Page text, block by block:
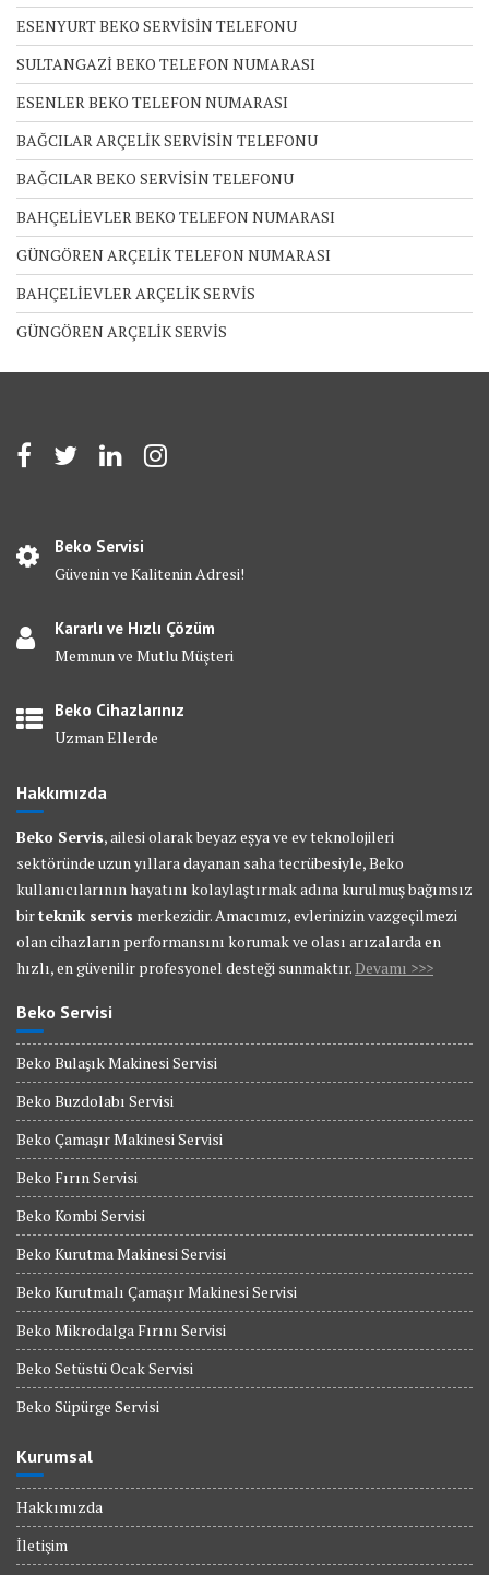
ESENYURT BEKO SERVİSİN TELEFONU
SULTANGAZİ BEKO TELEFON NUMARASI
ESENLER BEKO TELEFON NUMARASI
BAĞCILAR ARÇELİK SERVİSİN TELEFONU
BAĞCILAR BEKO SERVİSİN TELEFONU
BAHÇELİEVLER BEKO TELEFON NUMARASI
GÜNGÖREN ARÇELİK TELEFON NUMARASI
BAHÇELİEVLER ARÇELİK SERVİS
GÜNGÖREN ARÇELİK SERVİS
Beko Servisi
Güvenin ve Kalitenin Adresi!
Kararlı ve Hızlı Çözüm
Memnun ve Mutlu Müşteri
Beko Cihazlarınız
Uzman Ellerde
Hakkımızda
Beko Servis, ailesi olarak beyaz eşya ve ev teknolojileri
sektöründe uzun yıllara dayanan saha tecrübesiyle, Beko
kullanıcılarının hayatını kolaylaştırmak adına kurulmuş bağımsız
birteknik servis merkezidir. Amacımız, evlerinizin vazgeçilmezi
olan cihazların performansını korumak ve olası arızalarda en
hızlı, en güvenilir profesyonel desteği sunmaktır. Devamı >>>
Beko Servisi
Beko Bulaşık Makinesi Servisi
Beko Buzdolabı Servisi
Beko Çamaşır Makinesi Servisi
Beko Fırın Servisi
Beko Kombi Servisi
Beko Kurutma Makinesi Servisi
Beko Kurutmalı Çamaşır Makinesi Servisi
Beko Mikrodalga Fırını Servisi
Beko Setüstü Ocak Servisi
Beko Süpürge Servisi
Kurumsal
Hakkımızda
İletişim